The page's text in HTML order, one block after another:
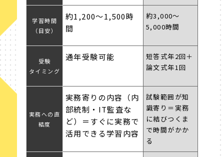
学習時間
（目安）
約1,200〜1,500時
間
約3,000〜
5,000時間
受験
タイミング
通年受験可能
短答式年2回＋
論文式年1回
実務への 直
結度
実務寄りの内容（内
部統制・IT監査な
ど）＝すぐに実務で
活用できる学習内容
試験範囲が知
識寄り＝実務
に結びつくま
で時間がかか
る